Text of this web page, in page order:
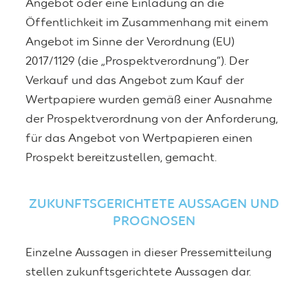
Angebot oder eine Einladung an die
Öffentlichkeit im Zusammenhang mit einem
Angebot im Sinne der Verordnung (EU)
2017/1129 (die „Prospektverordnung“). Der
Verkauf und das Angebot zum Kauf der
Wertpapiere wurden gemäß einer Ausnahme
der Prospektverordnung von der Anforderung,
für das Angebot von Wertpapieren einen
Prospekt bereitzustellen, gemacht.
ZUKUNFTSGERICHTETE AUSSAGEN UND
PROGNOSEN
Einzelne Aussagen in dieser Pressemitteilung
stellen zukunftsgerichtete Aussagen dar.